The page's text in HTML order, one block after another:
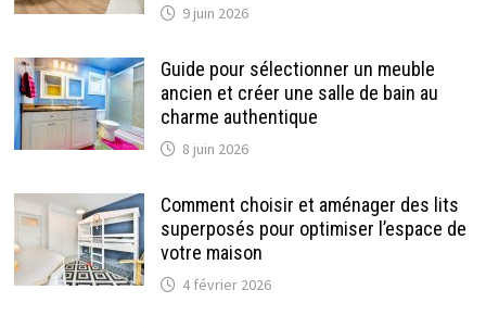
9 juin 2026
Guide pour sélectionner un meuble
ancien et créer une salle de bain au
charme authentique
8 juin 2026
Comment choisir et aménager des lits
superposés pour optimiser l’espace de
votre maison
4 février 2026